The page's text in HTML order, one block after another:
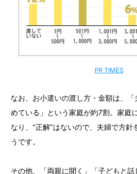
PR TIMES
なお、お小遣いの渡し方・金額は、
めている」という家庭が約7割。家庭
なり、“正解”はないので、夫婦で方針
うです。
その他、「両親に聞く」「子どもと